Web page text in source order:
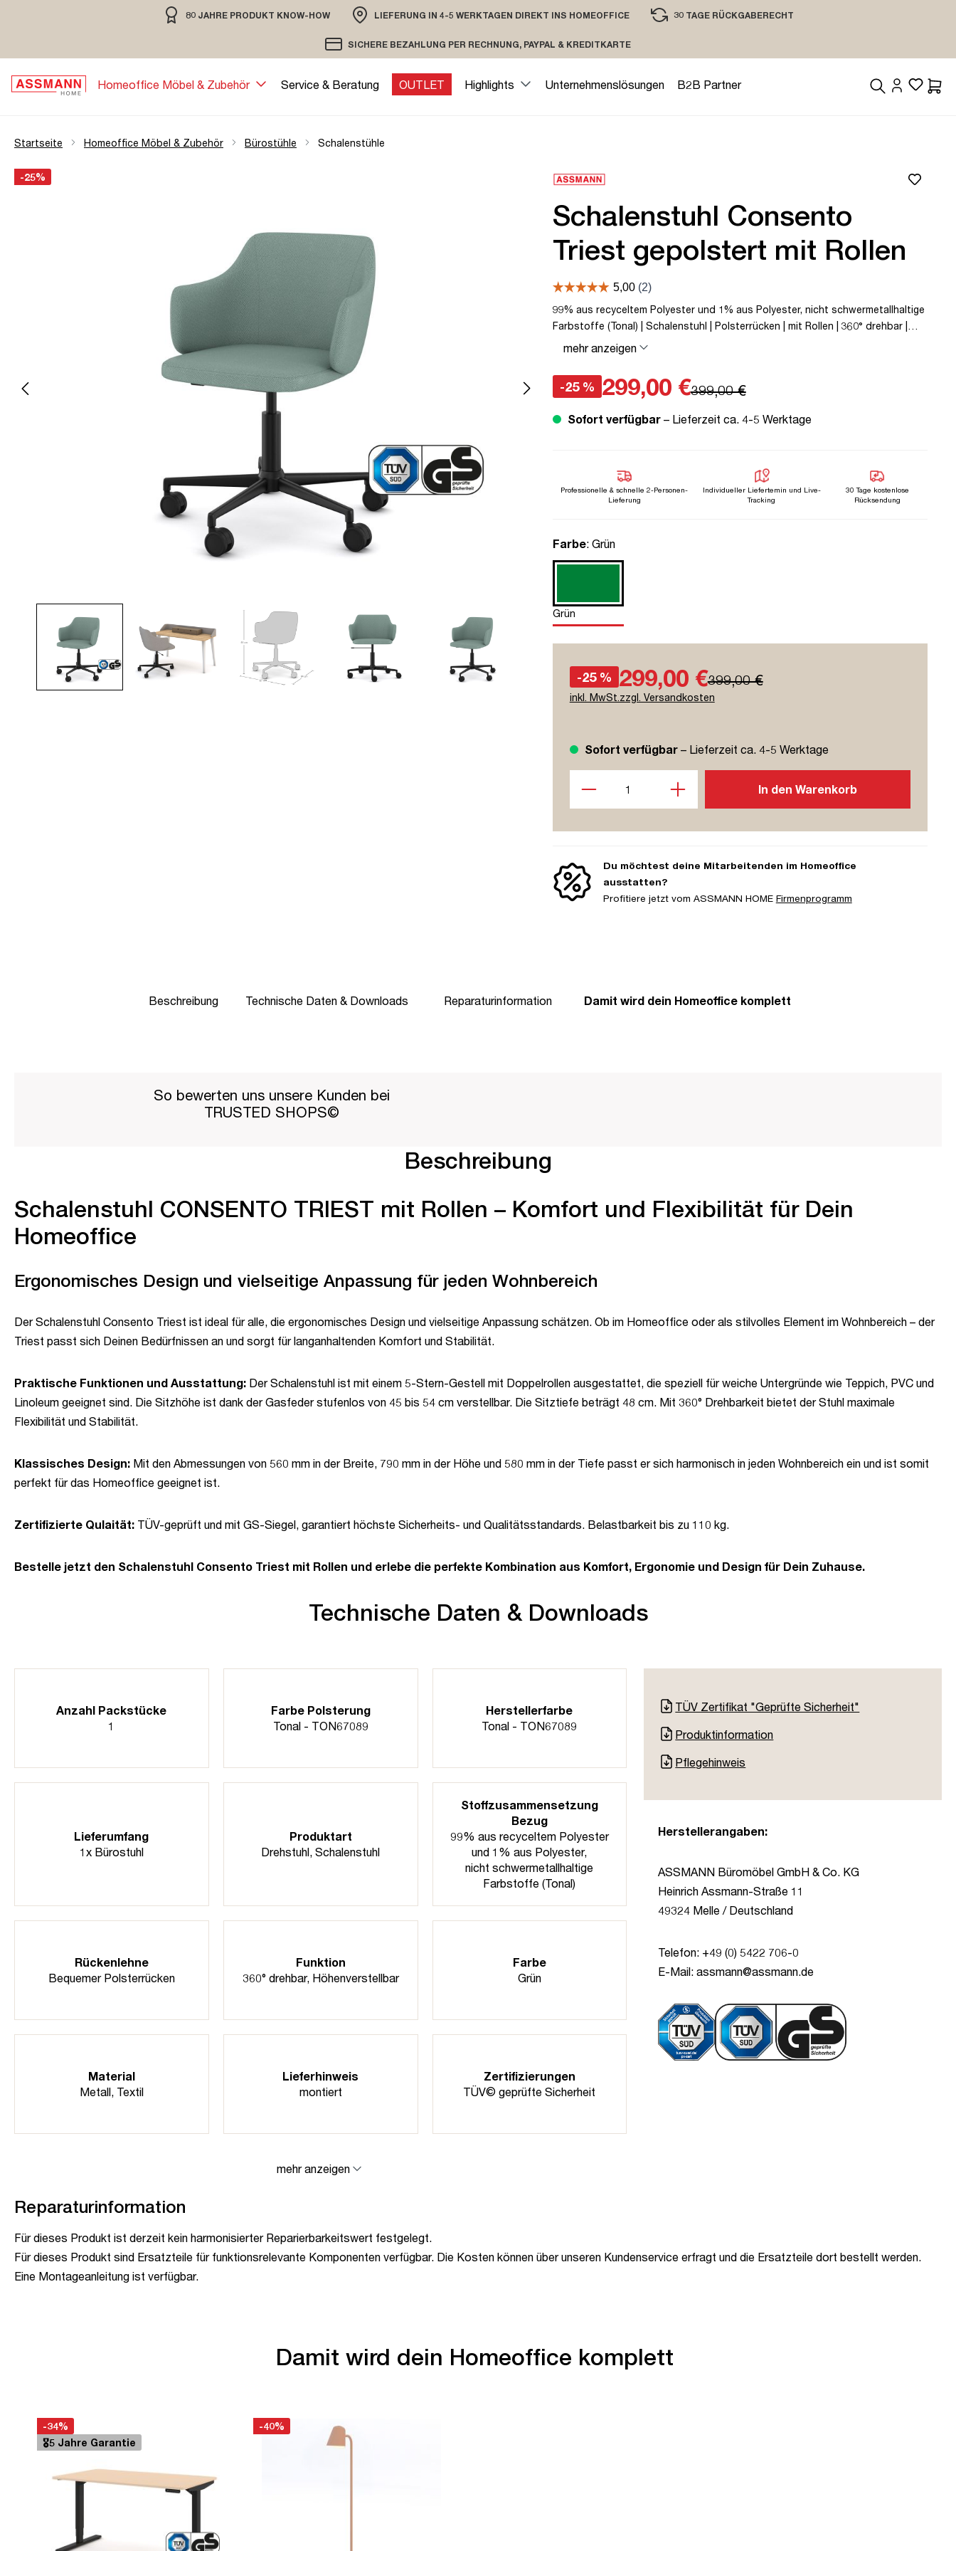
Zur Hauptnavigation springen80 JAHRE PRODUKT KNOW-HOW
80 JAHRE MÖBELBAU MIT TRADITION
LIEFERUNG IN 4-5 WERKTAGEN DIREKT INS HOMEOFFICE
VERSAND PER DHL ODER SPEDITION
30 TAGE RÜCKGABERECHT
SICHERE BEZAHLUNG PER RECHNUNG, PAYPAL & KREDITKARTE
VERSCHLÜSSELTE ÜBERTRAGUNG
Homeoffice Möbel & Zubehör Service & Beratung OUTLET Highlights Unternehmenslösungen
B2B Partner
Startseite Homeoffice Möbel & Zubehör Bürostühle Schalenstühle
Bildergalerie überspringen
Öffne Zoom-Modal
-25%
Schalenstuhl Consento
Triest gepolstert mit Rollen
99% aus recyceltem Polyester und 1% aus Polyester, nicht schwermetallhaltige
Farbstoffe (Tonal) | Schalenstuhl | Polsterrücken | mit Rollen | 360° drehbar |
Höhenverstellbar | Metall | Textil | Grün | montiert | TÜV© geprüfte Sicherheit
mehr anzeigen
-25 % 299,00 €399,00 €
Sofort verfügbar– Lieferzeit ca. 4-5 Werktage
Professionelle & schnelle 2-Personen-
Lieferung
Individueller Liefertemin und Live-
Tracking
30 Tage kostenlose
Rücksendung
Farbeauswählen
: Grün
Grün
-25 % 299,00 €399,00 €
inkl. MwSt.zzgl. Versandkosten
Sofort verfügbar– Lieferzeit ca. 4-5 Werktage
In den Warenkorb
Du möchtest deine Mitarbeitenden im Homeoffice
ausstatten?
Profitiere jetzt vom ASSMANN HOME Firmenprogramm
Beschreibung Technische Daten & Downloads Reparaturinformation Damit wird dein Homeoffice komplett
So bewerten uns unsere Kunden bei
TRUSTED SHOPS©
Beschreibung
Schalenstuhl CONSENTO TRIEST mit Rollen – Komfort und Flexibilität für Dein
Homeoffice
Ergonomisches Design und vielseitige Anpassung für jeden Wohnbereich
Der Schalenstuhl Consento Triest ist ideal für alle, die ergonomisches Design und vielseitige Anpassung schätzen. Ob im Homeoffice oder als stilvolles Element im Wohnbereich – der
Triest passt sich Deinen Bedürfnissen an und sorgt für langanhaltenden Komfort und Stabilität.
Praktische Funktionen und Ausstattung: Der Schalenstuhl ist mit einem 5-Stern-Gestell mit Doppelrollen ausgestattet, die speziell für weiche Untergründe wie Teppich, PVC und
Linoleum geeignet sind. Die Sitzhöhe ist dank der Gasfeder stufenlos von 45 bis 54 cm verstellbar. Die Sitztiefe beträgt 48 cm. Mit 360° Drehbarkeit bietet der Stuhl maximale
Flexibilität und Stabilität.
Klassisches Design: Mit den Abmessungen von 560 mm in der Breite, 790 mm in der Höhe und 580 mm in der Tiefe passt er sich harmonisch in jeden Wohnbereich ein und ist somit
perfekt für das Homeoffice geeignet ist.
Zertifizierte Qulaität: TÜV-geprüft und mit GS-Siegel, garantiert höchste Sicherheits- und Qualitätsstandards. Belastbarkeit bis zu 110 kg.
Bestelle jetzt den Schalenstuhl Consento Triest mit Rollen und erlebe die perfekte Kombination aus Komfort, Ergonomie und Design für Dein Zuhause.
Technische Daten & Downloads
Anzahl Packstücke
1
Farbe Polsterung
Tonal - TON67089
Herstellerfarbe
Tonal - TON67089
Lieferumfang
1x Bürostuhl
Produktart
Drehstuhl, Schalenstuhl
Stoffzusammensetzung
Bezug
99% aus recyceltem Polyester
und 1% aus Polyester,
nicht schwermetallhaltige
Farbstoffe (Tonal)
Rückenlehne
Bequemer Polsterrücken
Funktion
360° drehbar, Höhenverstellbar
Farbe
Grün
Material
Metall, Textil
Lieferhinweis
montiert
Zertifizierungen
TÜV© geprüfte Sicherheit
mehr anzeigen
TÜV Zertifikat "Geprüfte Sicherheit"
Produktinformation
Pflegehinweis
Herstellerangaben:
ASSMANN Büromöbel GmbH & Co. KG
Heinrich Assmann-Straße 11
49324 Melle / Deutschland
Telefon: +49 (0) 5422 706-0
E-Mail: assmann@assmann.de
Reparaturinformation
Für dieses Produkt ist derzeit kein harmonisierter Reparierbarkeitswert festgelegt.
Für dieses Produkt sind Ersatzteile für funktionsrelevante Komponenten verfügbar. Die Kosten können über unseren Kundenservice erfragt und die Ersatzteile dort bestellt werden.
Eine Montageanleitung ist verfügbar.
Damit wird dein Homeoffice komplett
-34%
🎖️5 Jahre Garantie
-40%